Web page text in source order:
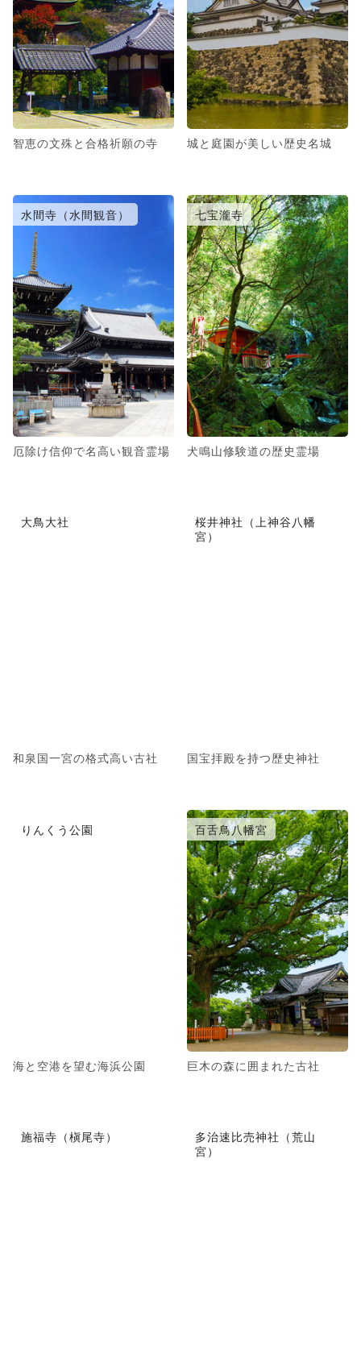
智恵の文殊と合格祈願の寺 城と庭園が美しい歴史名城
水間寺（水間観音）
厄除け信仰で名高い観音霊場
七宝瀧寺
犬鳴山修験道の歴史霊場
大鳥大社
和泉国一宮の格式高い古社
桜井神社（上神谷八幡
宮）
国宝拝殿を持つ歴史神社
りんくう公園
海と空港を望む海浜公園
百舌鳥八幡宮
巨木の森に囲まれた古社
施福寺（槇尾寺）
多治速比売神社（荒山
宮）